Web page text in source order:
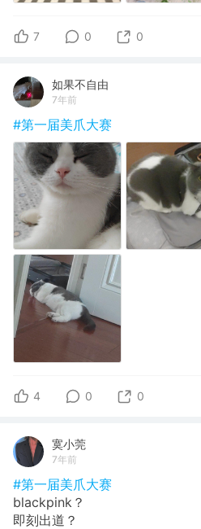
7 0 0
如果不自由
7年前
#第一届美爪大赛
4 0 0
寞小莞
7年前
#第一届美爪大赛
blackpink？
即刻出道？